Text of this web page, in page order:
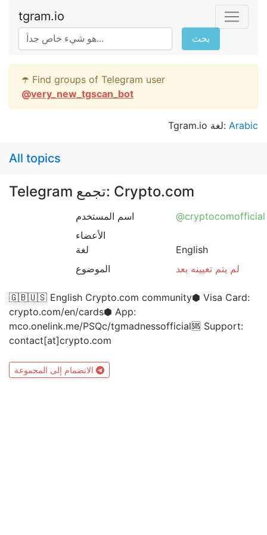
tgram.io
بحث
☂️ Find groups of Telegram user
@very_new_tgscan_bot
Tgram.io لغة: Arabic
All topics
Telegram تجمع: Crypto.com
اسم المستخدم
@cryptocomofficial
الأعضاء
لغة
English
الموضوع
لم يتم تعيينه بعد
🇬🇧🇺🇸 English Crypto.com community⬢ Visa Card:
crypto.com/en/cards⬢ App:
mco.onelink.me/PSQc/tgmadnessofficial🆘 Support:
contact[at]crypto.com